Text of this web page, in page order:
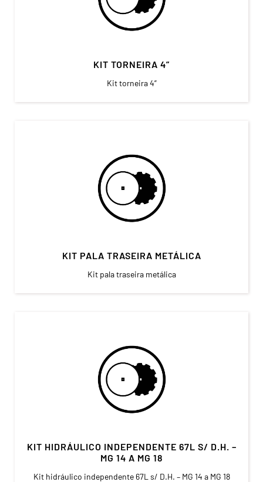
KIT TORNEIRA 4”
Kit torneira 4”
KIT PALA TRASEIRA METÁLICA
Kit pala traseira metálica
KIT HIDRÁULICO INDEPENDENTE 67L S/ D.H. –
MG 14 A MG 18
Kit hidráulico independente 67L s/ D.H. – MG 14 a MG 18